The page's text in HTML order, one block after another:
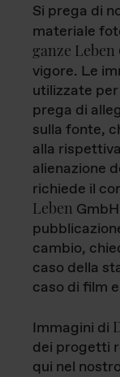
Si prega di
materiale
ganze Leben
vigore. Le
utilizzate
prega di
sulla fonte,
alla
alienazione
richiede il
Leben
cambio,
caso della
caso di film
Immagini di
dei progetti
qui nel